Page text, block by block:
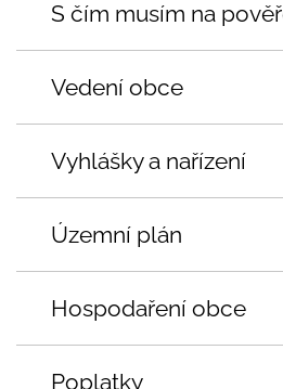
S čím musím na
Vedení obce
Vyhlášky a nařízení
Územní plán
Hospodaření obce
Poplatky